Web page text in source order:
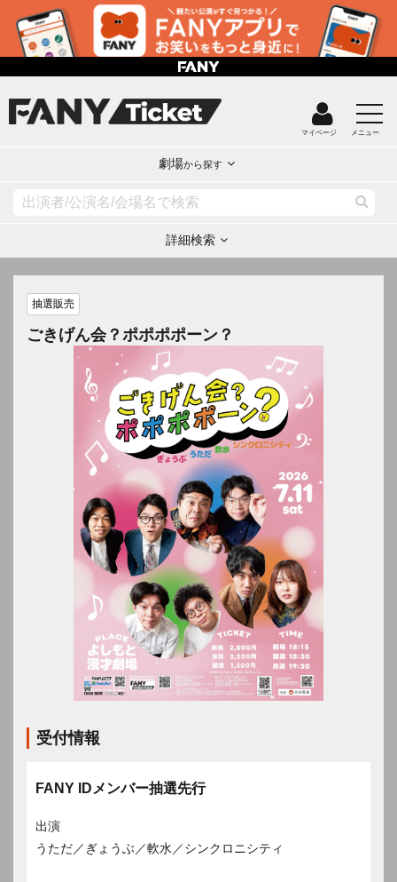
マイページ メニュー
劇場から探す
詳細検索
抽選販売
ごきげん会？ポポポポーン？
受付情報
FANY IDメンバー抽選先行
出演
うただ／ぎょうぶ／軟水／シンクロニシティ